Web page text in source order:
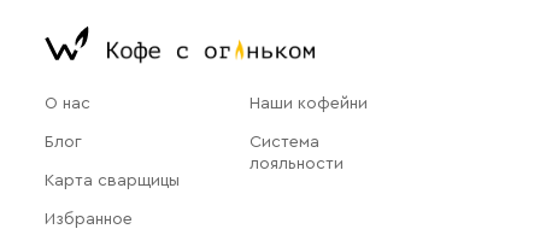
О нас
Блог
Карта сварщицы
Избранное
Наши кофейни
Система
лояльности